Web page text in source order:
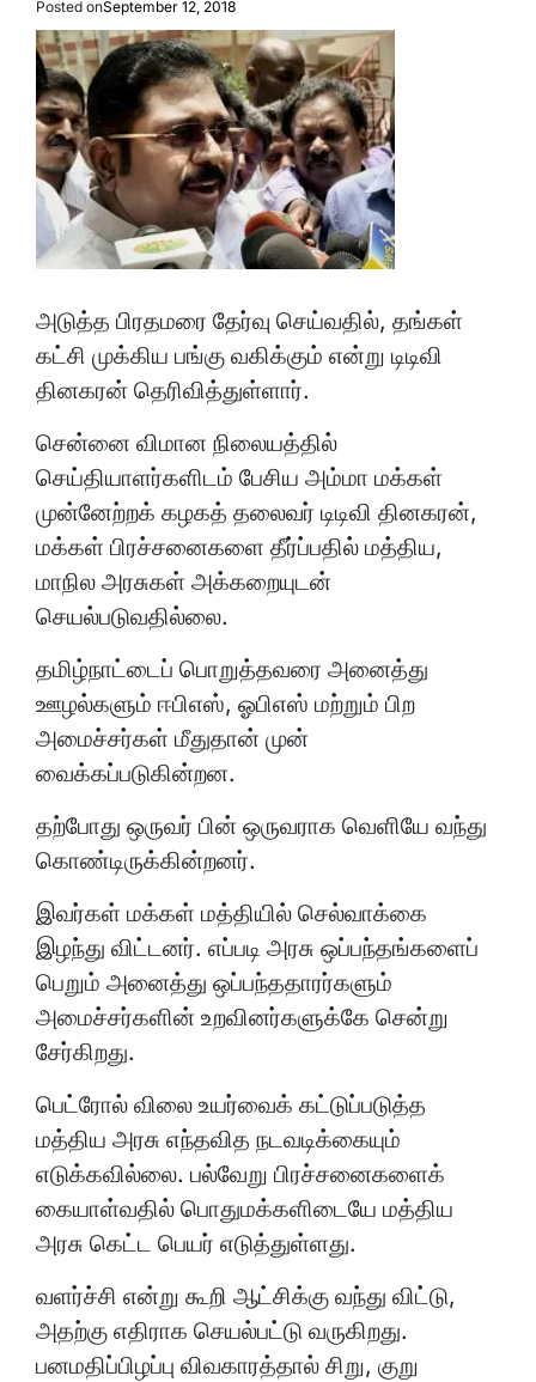
Posted onSeptember 12, 2018
அடுத்த பிரதமரை தேர்வு செய்வதில், தங்கள்
கட்சி முக்கிய பங்கு வகிக்கும் என்று டிடிவி
தினகரன் தெரிவித்துள்ளார்.
சென்னை விமான நிலையத்தில்
செய்தியாளர்களிடம் பேசிய அம்மா மக்கள்
முன்னேற்றக் கழகத் தலைவர் டிடிவி தினகரன்,
மக்கள் பிரச்சனைகளை தீர்ப்பதில் மத்திய,
மாநில அரசுகள் அக்கறையுடன்
செயல்படுவதில்லை.
தமிழ்நாட்டைப் பொறுத்தவரை அனைத்து
ஊழல்களும் ஈபிஎஸ், ஓபிஎஸ் மற்றும் பிற
அமைச்சர்கள் மீதுதான் முன்
வைக்கப்படுகின்றன.
தற்போது ஒருவர் பின் ஒருவராக வெளியே வந்து
கொண்டிருக்கின்றனர்.
இவர்கள் மக்கள் மத்தியில் செல்வாக்கை
இழந்து விட்டனர். எப்படி அரசு ஒப்பந்தங்களைப்
பெறும் அனைத்து ஒப்பந்ததாரர்களும்
அமைச்சர்களின் உறவினர்களுக்கே சென்று
சேர்கிறது.
பெட்ரோல் விலை உயர்வைக் கட்டுப்படுத்த
மத்திய அரசு எந்தவித நடவடிக்கையும்
எடுக்கவில்லை. பல்வேறு பிரச்சனைகளைக்
கையாள்வதில் பொதுமக்களிடையே மத்திய
அரசு கெட்ட பெயர் எடுத்துள்ளது.
வளர்ச்சி என்று கூறி ஆட்சிக்கு வந்து விட்டு,
அதற்கு எதிராக செயல்பட்டு வருகிறது.
பனமதிப்பிழப்பு விவகாரத்தால் சிறு, குறு